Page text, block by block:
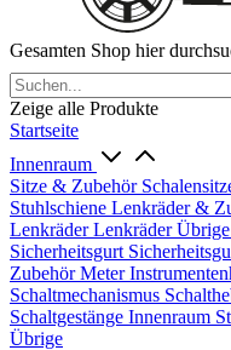
Gesamten Shop hier
Zeige alle Produkte
Startseite
Innenraum
Sitze & Zubehör
Stuhlschiene Lenkräder &
LenkräderLenkräder Übrige
Sicherheitsgurt
ZubehörMeter
Schaltmechanismus
Schaltgestänge Innenraum
Übrige